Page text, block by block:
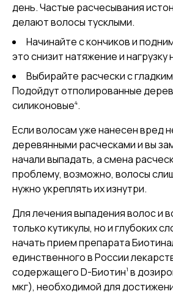
день. Частые расчесывания
делают волосы тусклыми.
Начинайте с кончиков и
это снизит натяжение и нагрузку
Выбирайте расчески с
Подойдут отполированные
силиконовые4.
Если волосам уже нанесен вред
деревянными расческами и вы
начали выпадать, а смена
проблему, возможно, волосы
нужно укреплять их изнутри.
Для лечения выпадения волос и
только кутикулы, но и глубоких
начать прием препарата
единственного в России
содержащего D-Биотин1 в
мкг), необходимой для